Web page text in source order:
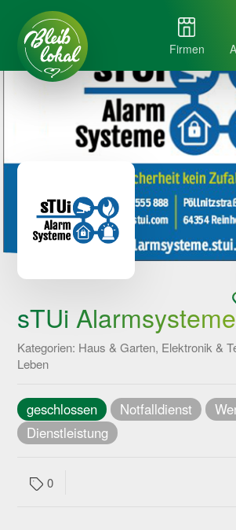
Firmen
sTUi Alarmsysteme
Kategorien: Haus & Garten, Elektronik &
Leben
0
geschlossen Notfalldienst
Dienstleistung